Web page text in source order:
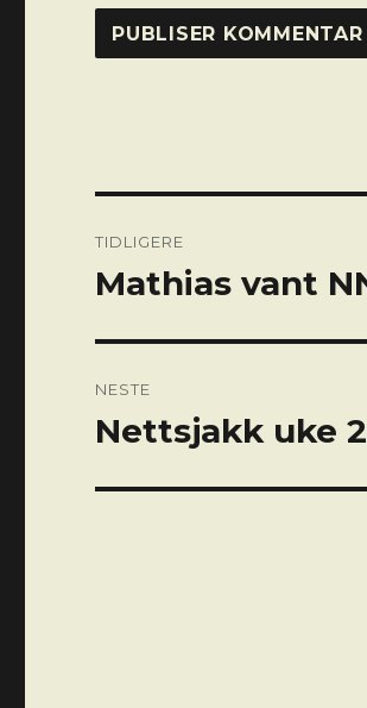
TIDLIGERE
Forrige
Mathias vant
NESTE
Neste
Nettsjakk uke